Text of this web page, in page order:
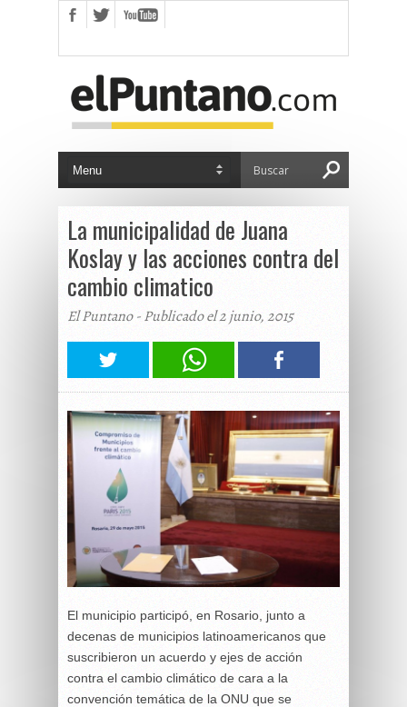
La municipalidad de Juana
Koslay y las acciones contra del
cambio climatico
El Puntano - Publicado el 2 junio, 2015
El municipio participó, en Rosario, junto a
decenas de municipios latinoamericanos que
suscribieron un acuerdo y ejes de acción
contra el cambio climático de cara a la
convención temática de la ONU que se